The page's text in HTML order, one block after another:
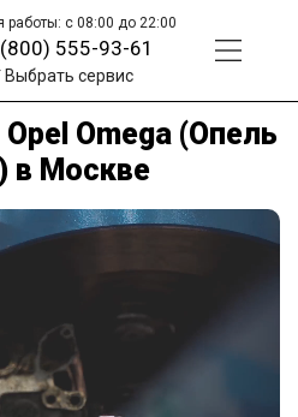
работы: с 08:00 до 22:00
555-93-61
Выбрать сервис
Omega (Опель
в Москве